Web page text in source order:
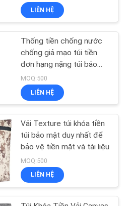
đồ vệ sinh
23
vải
quản lý tiền mặt tài chính
và bán lẻ
LIÊN HỆ
Thống tiền chống nước
chống giả mạo túi tiền
đơn hạng nặng túi bảo
mật tiền mặt cho ngân
hàng bán lẻ và giao thông
vận tải
MOQ:500
LIÊN HỆ
Vải Texture túi khóa tiền
túi bảo mật duy nhất để
bảo vệ tiền mặt và tài liệu
MOQ:500
LIÊN HỆ